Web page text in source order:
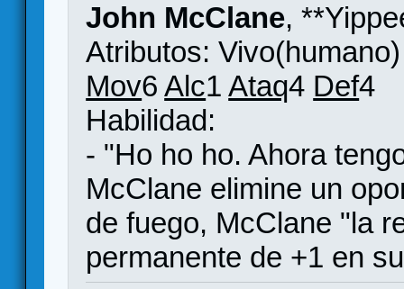
John McClane,
Atributos: Vivo(humano)
Mov6Alc1Ataq4 Def4
Habilidad:
- "Ho ho ho. Ahora
McClane elimine un
de fuego, McClane "la
permanente de +1 en